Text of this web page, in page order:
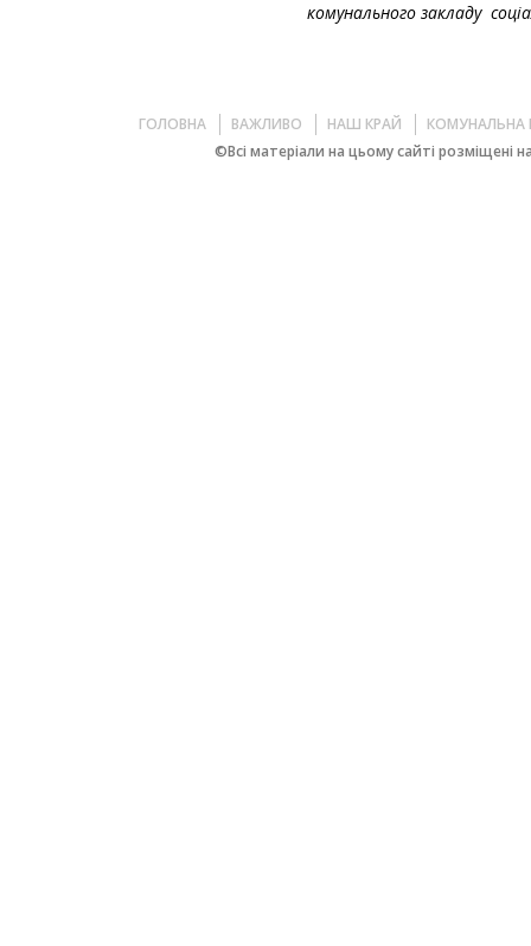
комунального закладу
ГОЛОВНА ВАЖЛИВО НАШ КРАЙ
КОМУНАЛЬНА
©Всі матеріали на цьому сайті розміщені